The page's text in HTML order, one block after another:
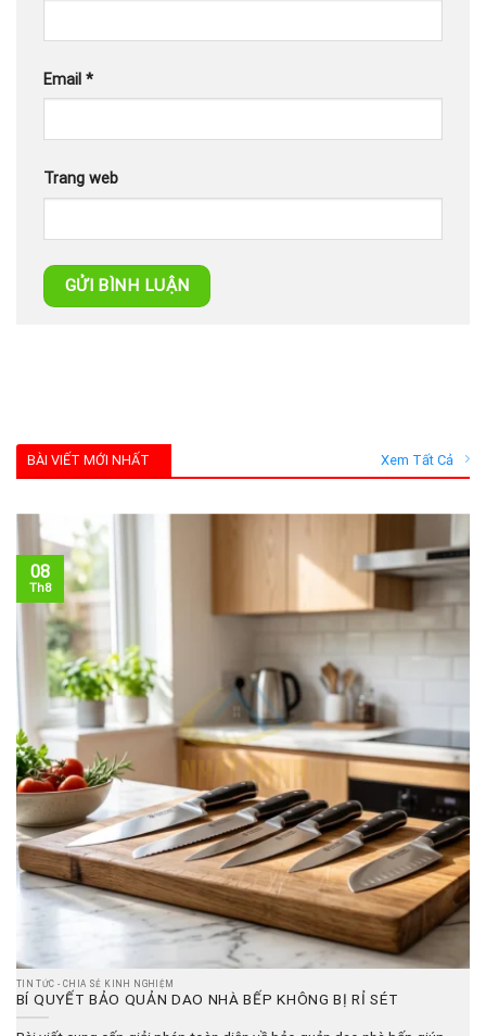
Email *
Trang web
BÀI VIẾT MỚI NHẤT Xem Tất Cả
TIN TỨC - CHIA SẺ KINH NGHIỆM
BÍ QUYẾT BẢO QUẢN DAO NHÀ BẾP KHÔNG BỊ RỈ SÉT
08
Th8